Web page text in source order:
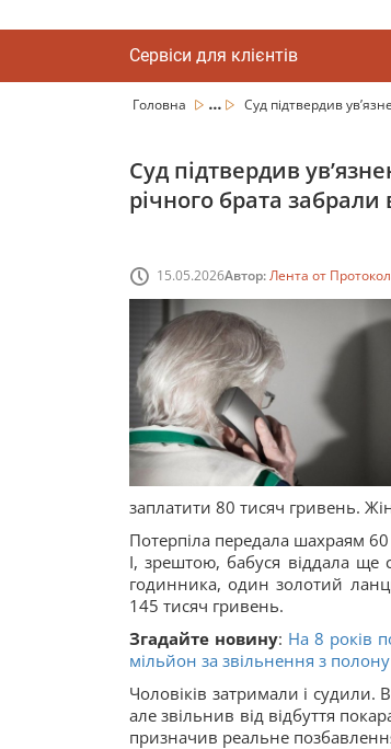
Сервіси для клієнтів
Головна ... Суд підтвердив
Суд підтвердив
річного брата забрали
15.05.2026Автор:Лента от
заплатити 80 тисяч гривень.
Потерпіла передала шахраям
І, зрештою, бабуся віддала ще
годинника, один золотий
145 тисяч гривень.
Згадайте новину: На 8 років
мільйон за звільнення з полону
Чоловіків затримали і судили.
але звільнив від відбуття
призначив реальне